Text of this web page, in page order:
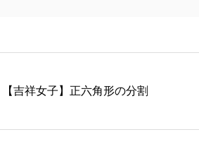
【吉祥女子】正六角形の分割